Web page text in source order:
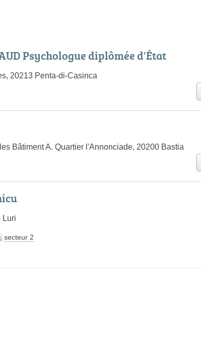
Psychologue diplômée d'État
20213 Penta-di-Casinca
Bâtiment A. Quartier l'Annonciade, 20200 Bastia
Luri
secteur 2